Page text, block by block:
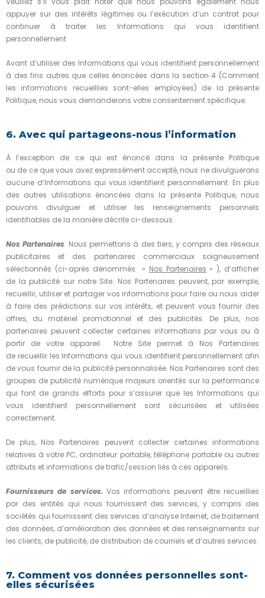
appuyer sur des intérêts légitimes ou l’exécution d’un contrat pour
continuer à traiter les Informations qui vous identifient
personnellement
Avant d’utiliser des Informations qui vous identifient personnellement
à des fins autres que celles énoncées dans la section 4 (Comment
les informations recueillies sont-elles employées) de la présente
Politique, nous vous demanderons votre consentement spécifique.
6. Avec qui partageons-nous l’information
À l’exception de ce qui est énoncé dans la présente Politique
ou de ce que vous avez expressément accepté, nous ne divulguerons
aucune d’Informations qui vous identifient personnellement. En plus
des autres utilisations énoncées dans la présente Politique, nous
pouvons divulguer et utiliser les renseignements personnels
identifiables de la manière décrite ci-dessous.
Nos Partenaires. Nous permettons à des tiers, y compris des réseaux
publicitaires et des partenaires commerciaux soigneusement
sélectionnés (ci-après dénommés » Nos Partenaires « ), d’afficher
de la publicité sur notre Site. Nos Partenaires peuvent, par exemple,
recueillir, utiliser et partager vos informations pour faire ou nous aider
à faire des prédictions sur vos intérêts, et peuvent vous fournir des
offres, du matériel promotionnel et des publicités. De plus, nos
partenaires peuvent collecter certaines informations par vous ou à
partir de votre appareil. Notre Site permet à Nos Partenaires
de recueillir les Informations qui vous identifient personnellement afin
de vous fournir de la publicité personnalisée. Nos Partenaires sont des
groupes de publicité numérique majeurs orientés sur la performance
qui font de grands efforts pour s’assurer que les Informations qui
vous identifient personnellement sont sécurisées et utilisées
correctement.
De plus, Nos Partenaires peuvent collecter certaines informations
relatives à votre PC, ordinateur portable, téléphone portable ou autres
attributs et informations de trafic/session liés à ces appareils.
Fournisseurs de services.Vos informations peuvent être recueillies
par des entités qui nous fournissent des services, y compris des
sociétés qui fournissent des services d’analyse Internet, de traitement
des données, d’amélioration des données et des renseignements sur
les clients, de publicité, de distribution de courriels et d’autres services.
7. Comment vos données personnelles sont-
elles sécurisées